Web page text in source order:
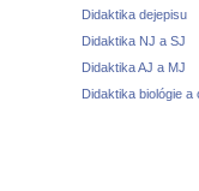
Didaktika dejepisu
Didaktika NJ a SJ
Didaktika AJ a MJ
Didaktika biológie a